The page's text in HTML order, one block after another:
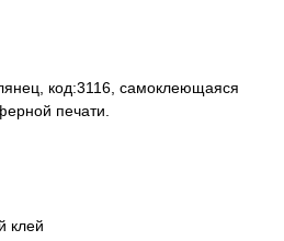
код:3116, самоклеющаяся
печати.
клей